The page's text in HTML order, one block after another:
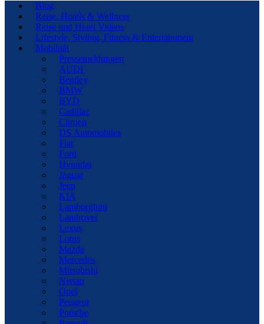
Blog
Reise, Hotels & Wellness
Reise und Hotel Videos
Lifestyle, Styling, Fitness & Entertainment
Mobilität
Pressemeldungen
AUDI
Bentley
BMW
BYD
Cadillac
Citroen
DS Automobiles
Fiat
Ford
Hyundai
Jaguar
Jeep
KIA
Lamborghini
Landrover
Lexus
Lotus
Mazda
Mercedes
Mitsubishi
Nissan
Opel
Peugeot
Porsche